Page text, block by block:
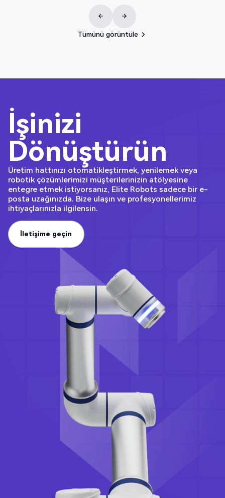
Tümünü görüntüle
İşinizi
Dönüştürün
Üretim hattınızı otomatikleştirmek, yenilemek veya
robotik çözümlerimizi müşterilerinizin atölyesine
entegre etmek istiyorsanız, Elite Robots sadece bir e-
posta uzağınızda. Bize ulaşın ve profesyonellerimiz
ihtiyaçlarınızla ilgilensin.
İletişime geçin
İletişime geçin